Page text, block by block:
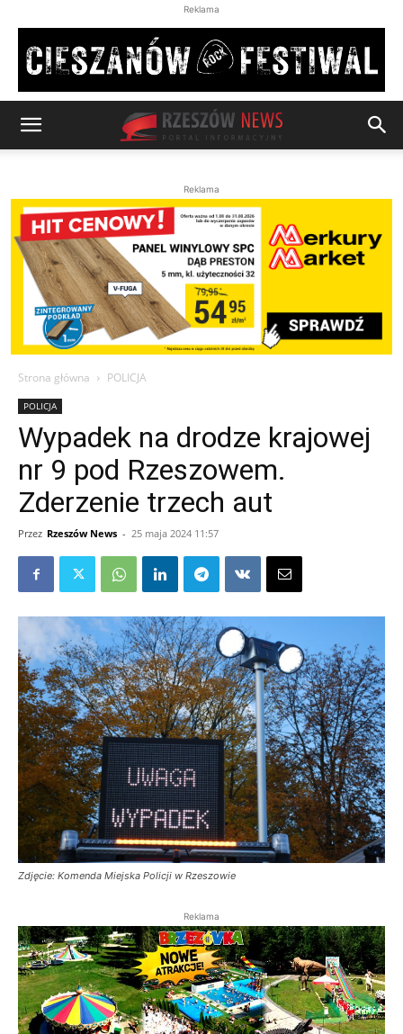
Reklama
Reklama
Strona główna POLICJA
POLICJA
Wypadek na drodze krajowej
nr 9 pod Rzeszowem.
Zderzenie trzech aut
Przez Rzeszów News - 25 maja 2024 11:57
Zdjęcie: Komenda Miejska Policji w Rzeszowie
Reklama